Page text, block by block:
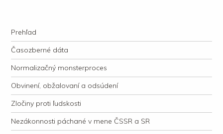
justície
Navigation
Skip to content
Prehľad
Časozberné dáta
Normalizačný monsterproces
Obvinení, obžalovaní a odsúdení
Zločiny proti ľudskosti
Nezákonnosti páchané v mene ČSSR a SR